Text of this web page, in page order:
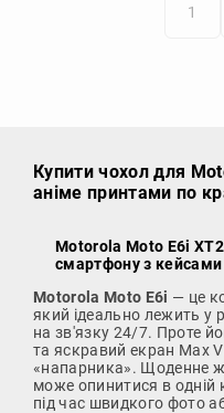
1
Купити чохол для
аніме принтами по
Motorola Moto E6i
смартфону з кейсами
Motorola Moto E6i — це
який ідеально лежить у
на зв'язку 24/7. Проте
та яскравий екран Max
«напарника». Щоденне
може опинитися в одній
під час швидкого фото